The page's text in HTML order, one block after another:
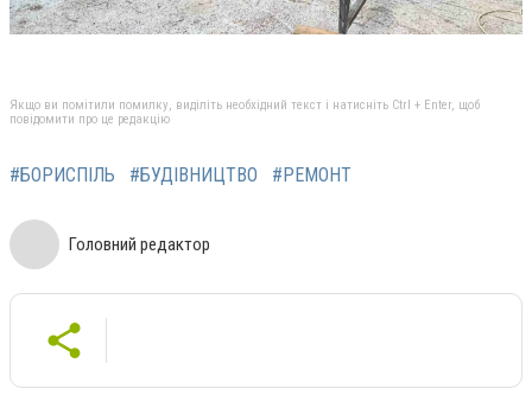
Якщо ви помітили помилку, виділіть необхідний текст і натисніть Ctrl + Enter, щоб
повідомити про це редакцію
#БОРИСПІЛЬ #БУДІВНИЦТВО #РЕМОНТ
Головний редактор